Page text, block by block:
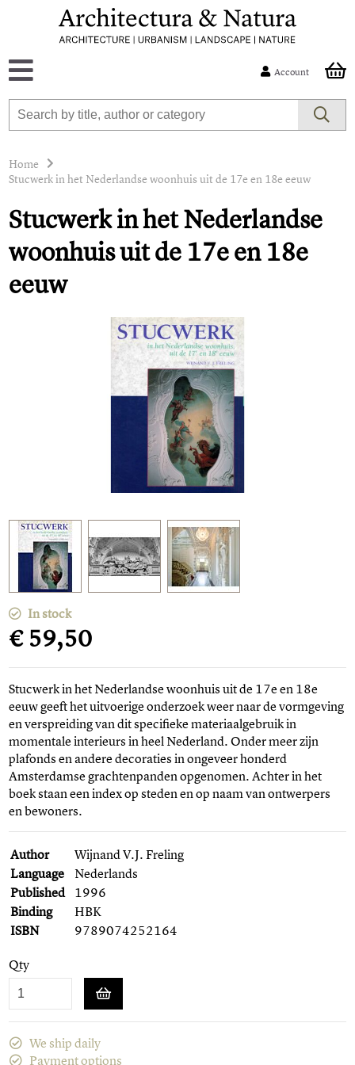
Account
Home
Stucwerk in het Nederlandse woonhuis uit de 17e en 18e eeuw
Stucwerk in het Nederlandse
woonhuis uit de 17e en 18e
eeuw
In stock
€ 59,50
Stucwerk in het Nederlandse woonhuis uit de 17e en 18e
eeuw geeft het uitvoerige onderzoek weer naar de vormgeving
en verspreiding van dit specifieke materiaalgebruik in
momentale interieurs in heel Nederland. Onder meer zijn
plafonds en andere decoraties in ongeveer honderd
Amsterdamse grachtenpanden opgenomen. Achter in het
boek staan een index op steden en op naam van ontwerpers
en bewoners.
Author
Wijnand V.J. Freling
Language
Nederlands
Published 1996
Binding
HBK
ISBN
9789074252164
Qty
We ship daily
Payment options